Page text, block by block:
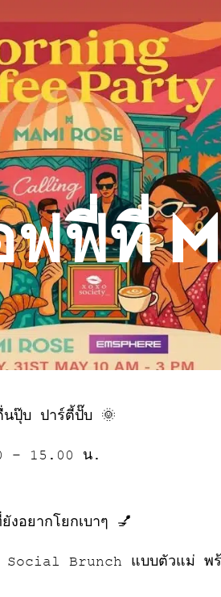
เมนู กิจกรรม
ฟฟี่ที่
นปุ๊บ ปาร์ตี้ปั๊บ 🌞
– 15.00 น.
อยากโยกเบาๆ 💅
Social Brunch แบบตัวแม่ พร้